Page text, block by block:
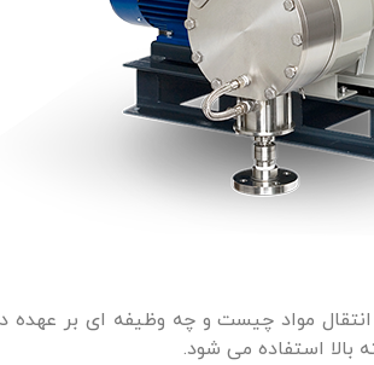
مواد چیست و چه وظیفه ای بر عهده
بالا استفاده می شود.